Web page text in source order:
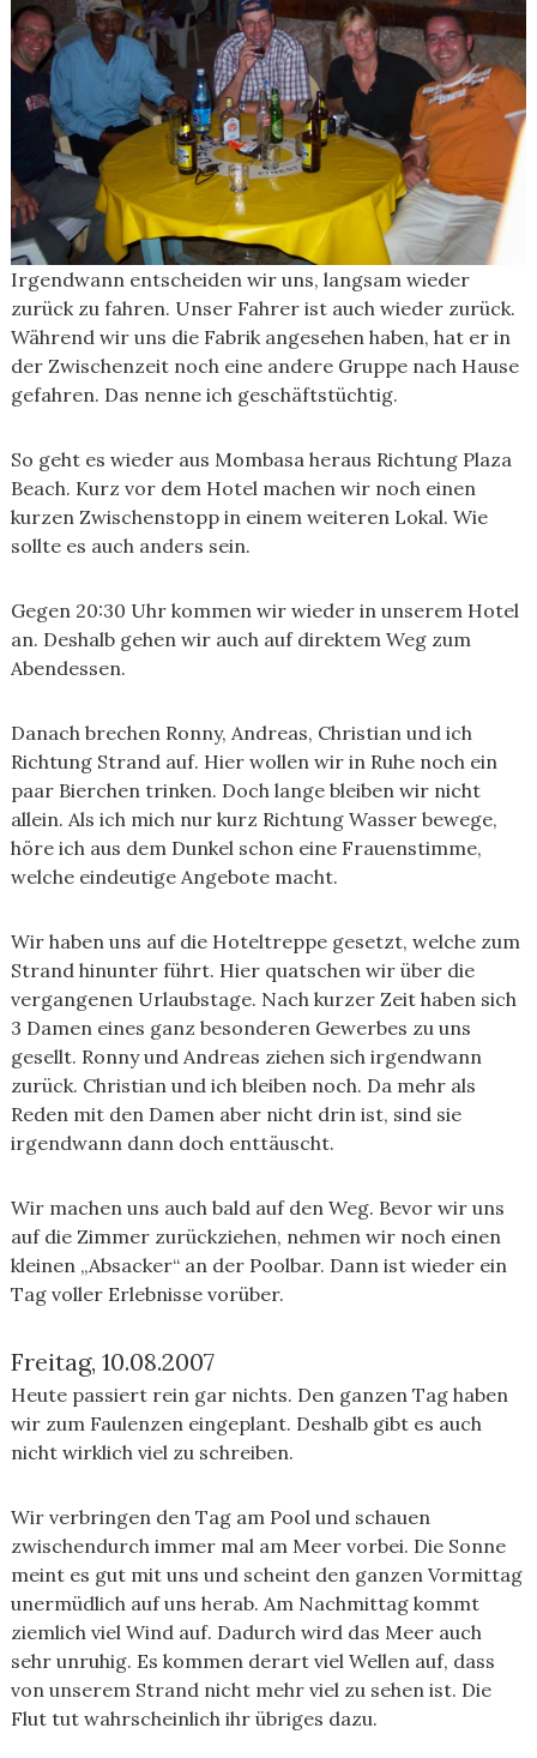
Irgendwann entscheiden wir uns, langsam wieder
zurück zu fahren. Unser Fahrer ist auch wieder zurück.
Während wir uns die Fabrik angesehen haben, hat er in
der Zwischenzeit noch eine andere Gruppe nach Hause
gefahren. Das nenne ich geschäftstüchtig.
So geht es wieder aus Mombasa heraus Richtung Plaza
Beach. Kurz vor dem Hotel machen wir noch einen
kurzen Zwischenstopp in einem weiteren Lokal. Wie
sollte es auch anders sein.
Gegen 20:30 Uhr kommen wir wieder in unserem Hotel
an. Deshalb gehen wir auch auf direktem Weg zum
Abendessen.
Danach brechen Ronny, Andreas, Christian und ich
Richtung Strand auf. Hier wollen wir in Ruhe noch ein
paar Bierchen trinken. Doch lange bleiben wir nicht
allein. Als ich mich nur kurz Richtung Wasser bewege,
höre ich aus dem Dunkel schon eine Frauenstimme,
welche eindeutige Angebote macht.
Wir haben uns auf die Hoteltreppe gesetzt, welche zum
Strand hinunter führt. Hier quatschen wir über die
vergangenen Urlaubstage. Nach kurzer Zeit haben sich
3 Damen eines ganz besonderen Gewerbes zu uns
gesellt. Ronny und Andreas ziehen sich irgendwann
zurück. Christian und ich bleiben noch. Da mehr als
Reden mit den Damen aber nicht drin ist, sind sie
irgendwann dann doch enttäuscht.
Wir machen uns auch bald auf den Weg. Bevor wir uns
auf die Zimmer zurückziehen, nehmen wir noch einen
kleinen „Absacker“ an der Poolbar. Dann ist wieder ein
Tag voller Erlebnisse vorüber.
Freitag, 10.08.2007
Heute passiert rein gar nichts. Den ganzen Tag haben
wir zum Faulenzen eingeplant. Deshalb gibt es auch
nicht wirklich viel zu schreiben.
Wir verbringen den Tag am Pool und schauen
zwischendurch immer mal am Meer vorbei. Die Sonne
meint es gut mit uns und scheint den ganzen Vormittag
unermüdlich auf uns herab. Am Nachmittag kommt
ziemlich viel Wind auf. Dadurch wird das Meer auch
sehr unruhig. Es kommen derart viel Wellen auf, dass
von unserem Strand nicht mehr viel zu sehen ist. Die
Flut tut wahrscheinlich ihr übriges dazu.